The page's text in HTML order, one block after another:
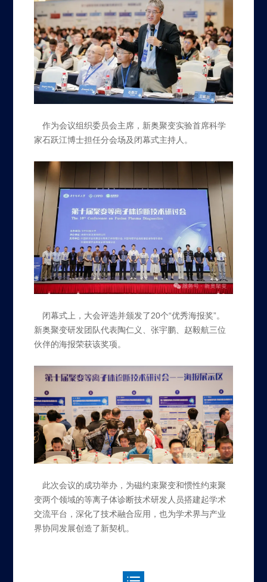
作为会议组织委员会主席，新奥聚变实验首席科学
家石跃江博士担任分会场及闭幕式主持人。
闭幕式上，大会评选并颁发了20个“优秀海报奖”。
新奥聚变研发团队代表陶仁义、张宇鹏、赵毅航三位
伙伴的海报荣获该奖项。
此次会议的成功举办，为磁约束聚变和惯性约束聚
变两个领域的等离子体诊断技术研发人员搭建起学术
交流平台，深化了技术融合应用，也为学术界与产业
界协同发展创造了新契机。